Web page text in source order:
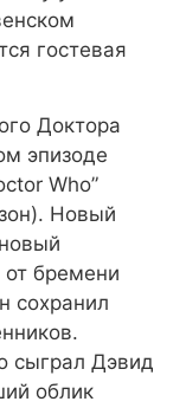
гостевая
Доктора
эпизоде
Who”
Новый
бремени
сохранил
сыграл Дэвид
облик